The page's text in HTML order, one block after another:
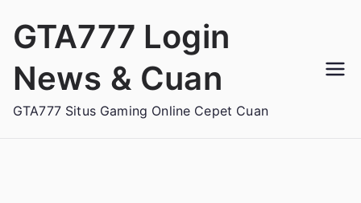
GTA777 Login
News & Cuan
GTA777 Situs Gaming Online Cepet Cuan